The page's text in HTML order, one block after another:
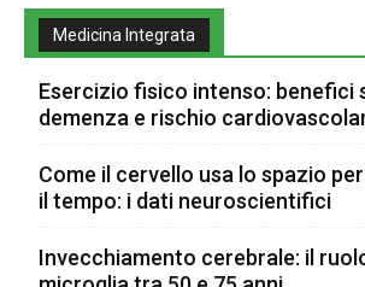
Medicina Integrata
Esercizio fisico intenso: benefici
demenza e rischio
Come il cervello usa lo spazio
il tempo: i dati neuroscientifici
Invecchiamento cerebrale: il